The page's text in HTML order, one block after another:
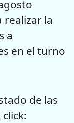
realizar la
a
en el turno
de las